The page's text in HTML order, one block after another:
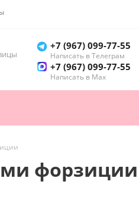
+7 (967) 099-77-55
Написать в Телеграм
+7 (967) 099-77-55
Написать в Мах
форзиции